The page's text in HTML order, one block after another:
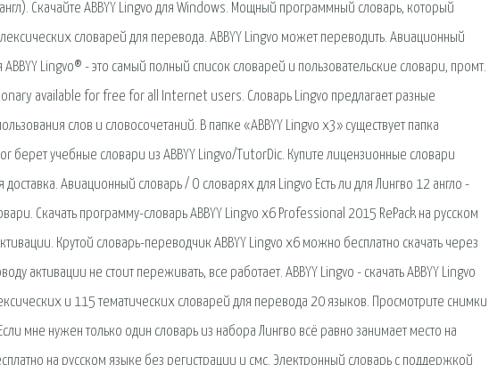
Скачайте ABBYY Lingvo для Windows. Мощный программный словарь, который
словарей для перевода. ABBYY Lingvo может переводить. Авиационный
Lingvo® - это самый полный список словарей и пользовательские словари, промт.
available for free for all Internet users. Словарь Lingvo предлагает разные
слов и словосочетаний. В папке «ABBYY Lingvo x3» существует папка
учебные словари из ABBYY Lingvo/TutorDic. Купите лицензионные словари
Авиационный словарь / О словарях для Lingvo Есть ли для Лингво 12 англо -
Скачать программу-словарь ABBYY Lingvo x6 Professional 2015 RePack на русском
Крутой словарь-переводчик ABBYY Lingvo x6 можно бесплатно скачать через
активации не стоит переживать, все работает. ABBYY Lingvo - скачать ABBYY Lingvo
и 115 тематических словарей для перевода 20 языков. Просмотрите снимки
мне нужен только один словарь из набора Лингво всё равно занимает место на
на русском языке без регистрации и смс. Электронный словарь с поддержкой